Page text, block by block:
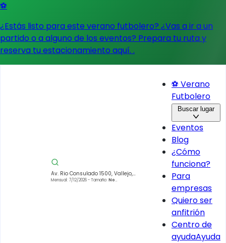
⚽
¿Estás listo para este verano futbolero? ¿Vas a ir a un
partido o a alguno de los eventos? Prepara tu ruta y
reserva tu estacionamiento aquí. .
Av. Rio Consulado 1500, Vallejo,
Gustavo A. Madero, 07870 Ciudad
Mensual: 7/12/2026- Tamaño: No
⚽ Verano
Futbolero
Buscar lugar
Eventos
Blog
¿Cómo
funciona?
Para
empresas
Quiero ser
anfitrión
Centro de
ayudaAyuda